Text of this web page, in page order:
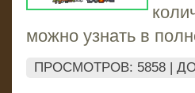
можно узнать в
ПРОСМОТРОВ: 5858 |